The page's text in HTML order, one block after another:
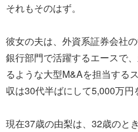
それもそのはず。
彼女の夫は、外資系証券会社
銀行部門で活躍するエースで
るような大型M&Aを担当する
収は30代半ばにして5,000万円
現在37歳の由梨は、32歳のと